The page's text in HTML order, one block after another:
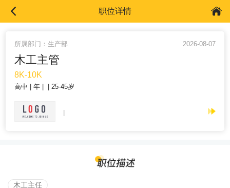
职位详情
所属部门：生产部 2026-08-07
木工主管
8K-10K
高中 年 25-45岁
木工主任